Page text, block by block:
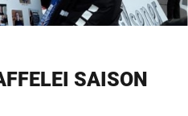
SAI­­­SON